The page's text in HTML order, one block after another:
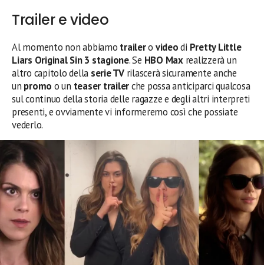
Trailer e video
Al momento non abbiamo trailero videodi Pretty Little
Liars Original Sin 3 stagione. Se HBO Maxrealizzerà un
altro capitolo della serie TVrilascerà sicuramente anche
un promo o un teaser trailerche possa anticiparci qualcosa
sul continuo della storia delle ragazze e degli altri interpreti
presenti, e ovviamente vi informeremo così che possiate
vederlo.